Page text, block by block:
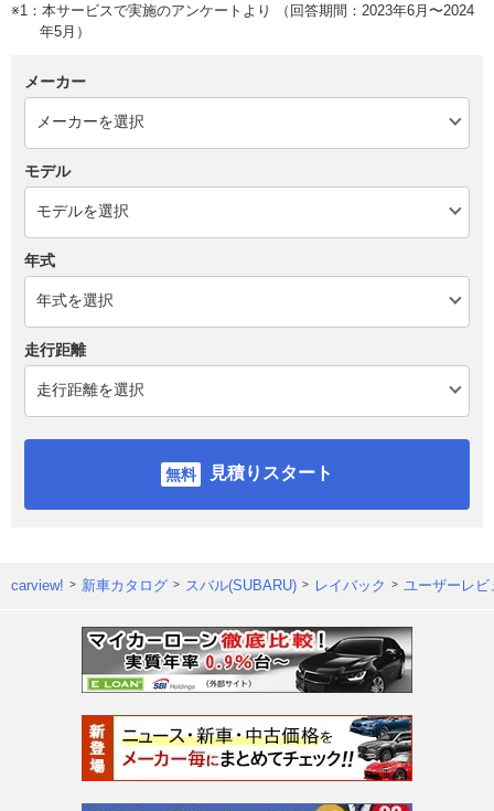
※1：本サービスで実施のアンケートより （回答期間：2023年6月〜2024
年5月）
メーカー
モデル
年式
走行距離
見積りスタート
carview! 新車カタログ スバル(SUBARU) レイバック ユーザーレ